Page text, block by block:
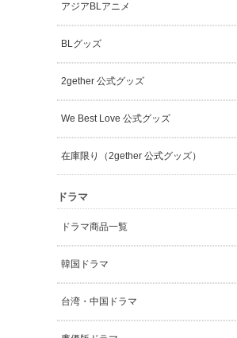
アジアBLアニメ
BLグッズ
2gether 公式グッズ
We Best Love 公式グッズ
在庫限り（2gether 公式グッズ）
ドラマ
ドラマ商品一覧
韓国ドラマ
台湾・中国ドラマ